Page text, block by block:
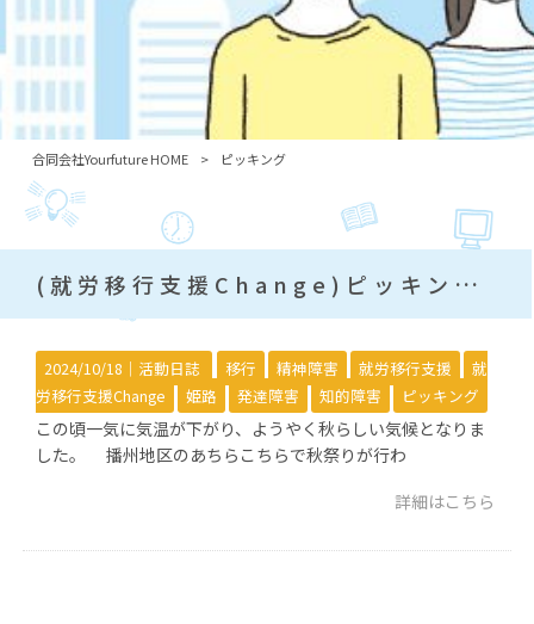
合同会社Yourfuture HOME > ピッキング
(就労移行支援Change)ピッキング作業について
2024/10/18｜ 活動日誌 移行 精神障害 就労移行支援
就
労移行支援Change
姫路 発達障害 知的障害 ピッキング
この頃一気に気温が下がり、ようやく秋らしい気候となりま
した。 播州地区のあちらこちらで秋祭りが行わ
詳細はこちら